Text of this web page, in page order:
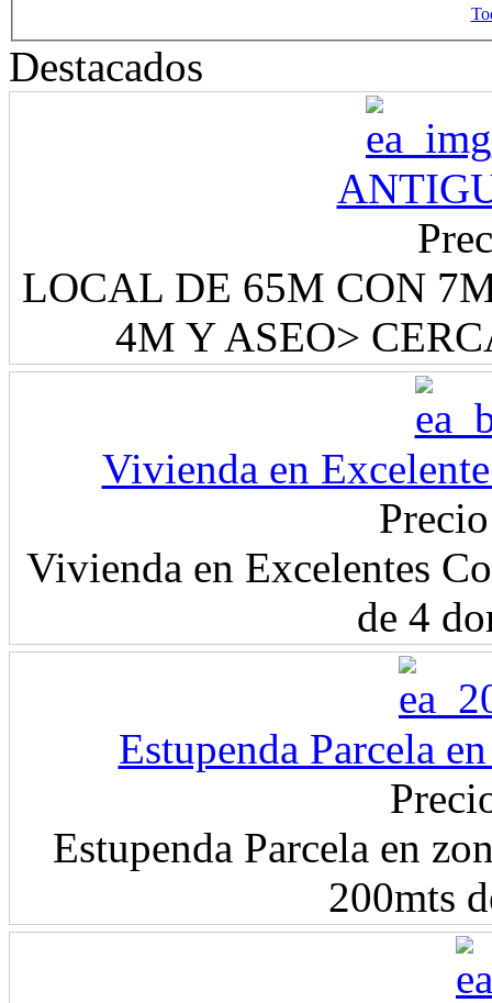
Destacados
LOCAL DE 65M CON
4M Y ASEO>
Vivienda en
Vivienda en Excelentes
de 4
Estupenda Parcela
Estupenda Parcela en
200mts